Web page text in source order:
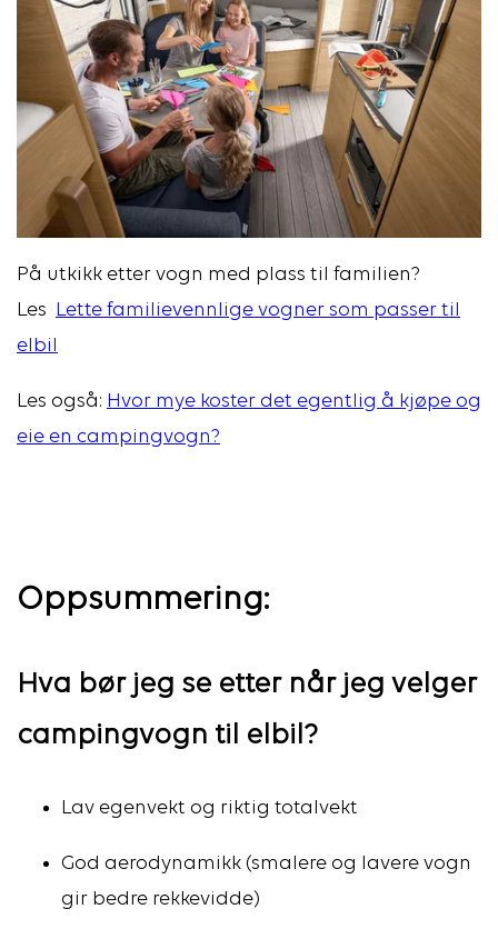
På utkikk etter vogn med plass til familien?
Les Lette familievennlige vogner som passer til
elbil
Les også: Hvor mye koster det egentlig å kjøpe og
eie en campingvogn?
Oppsummering:
Hva bør jeg se etter når jeg velger
campingvogn til elbil?
Lav egenvekt og riktig totalvekt
God aerodynamikk (smalere og lavere vogn
gir bedre rekkevidde)